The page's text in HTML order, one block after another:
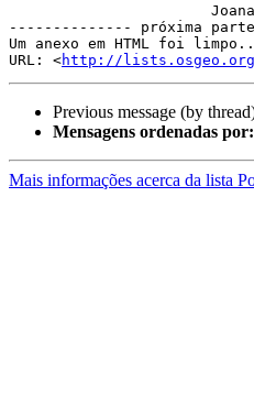
-------------- próxima
Um anexo em HTML foi
URL: <http://lists.osgeo.org/
Previous message (by
Mensagens ordenadas por:
Mais informações acerca da lista